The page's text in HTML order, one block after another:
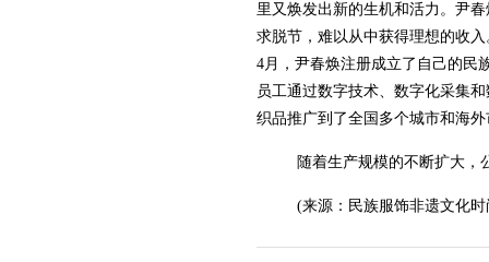
里又焕发出新的生机和活力。尹
求脱节，难以从中获得理想的收
4月，尹春焕注册成立了自己的
员工通过数字技术、数字化采集
织品推广到了全国多个城市和海
随着生产规模的不断扩大，
(来源：民族服饰非遗文化